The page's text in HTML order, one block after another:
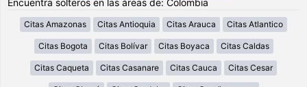
Citas Amazonas Citas Antioquia Citas Arauca Citas Atlantico
Citas Bogota Citas Bolívar Citas Boyaca Citas Caldas
Citas Caqueta Citas Casanare Citas Cauca Citas Cesar